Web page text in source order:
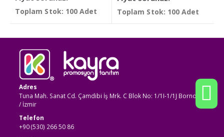
Toplam Stok: 100 Adet Toplam Stok: 100 Adet
Adres
Tuna Mah. Sanat Cd. Çamdibi İş Mrk. C Blok No: 1/1I-1/1J Bornova
/ İzmir
Telefon
+90 (530) 266 50 86